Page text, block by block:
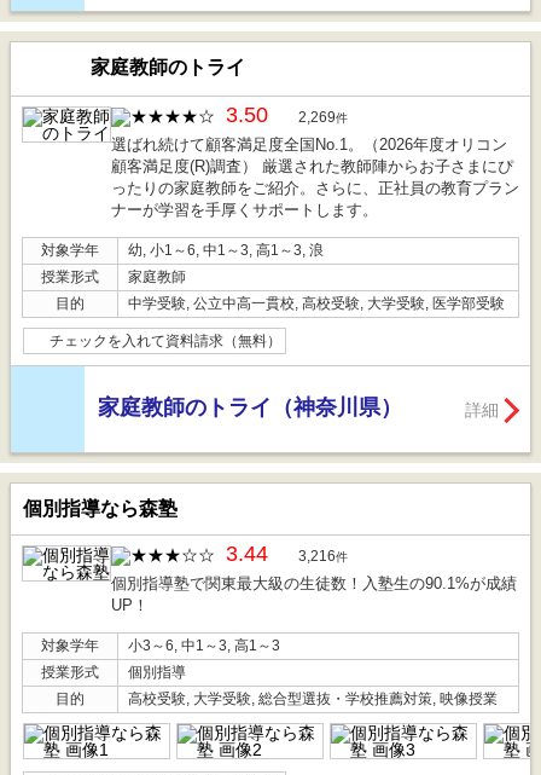
家庭教師のトライ
3.50 2,269件
選ばれ続けて顧客満足度全国No.1。（2026年度オリコン
顧客満足度(R)調査） 厳選された教師陣からお子さまにぴ
ったりの家庭教師をご紹介。さらに、正社員の教育プラン
ナーが学習を手厚くサポートします。
対象学年
幼, 小1～6, 中1～3, 高1～3, 浪
授業形式
家庭教師
目的
中学受験, 公立中高一貫校, 高校受験, 大学受験, 医学部受験
チェックを入れて資料請求（無料）
家庭教師のトライ（神奈川県） 詳細
個別指導なら森塾
3.44 3,216件
個別指導塾で関東最大級の生徒数！入塾生の90.1%が成績
UP！
対象学年
小3～6, 中1～3, 高1～3
授業形式
個別指導
目的
高校受験, 大学受験, 総合型選抜・学校推薦対策, 映像授業